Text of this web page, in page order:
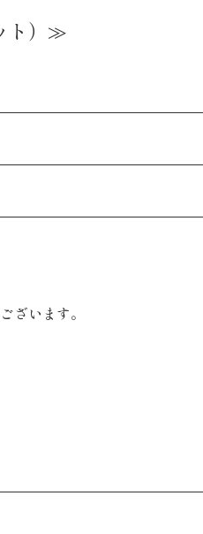
ト）≫
ざいます。